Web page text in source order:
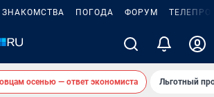
ЗНАКОМСТВА ПОГОДА ФОРУМ
осенью — ответ экономиста Льготный